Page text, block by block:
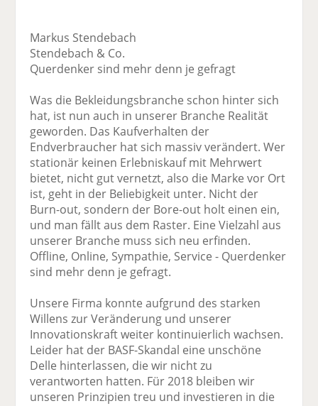
Markus Stendebach
Stendebach & Co.
Querdenker sind mehr denn je gefragt
Was die Bekleidungsbranche schon hinter sich
hat, ist nun auch in unserer Branche Realität
geworden. Das Kaufverhalten der
Endverbraucher hat sich massiv verändert. Wer
stationär keinen Erlebniskauf mit Mehrwert
bietet, nicht gut vernetzt, also die Marke vor Ort
ist, geht in der Beliebigkeit unter. Nicht der
Burn-out, sondern der Bore-out holt einen ein,
und man fällt aus dem Raster. Eine Vielzahl aus
unserer Branche muss sich neu erfinden.
Offline, Online, Sympathie, Service - Querdenker
sind mehr denn je gefragt.
Unsere Firma konnte aufgrund des starken
Willens zur Veränderung und unserer
Innovationskraft weiter kontinuierlich wachsen.
Leider hat der BASF-Skandal eine unschöne
Delle hinterlassen, die wir nicht zu
verantworten hatten. Für 2018 bleiben wir
unseren Prinzipien treu und investieren in die